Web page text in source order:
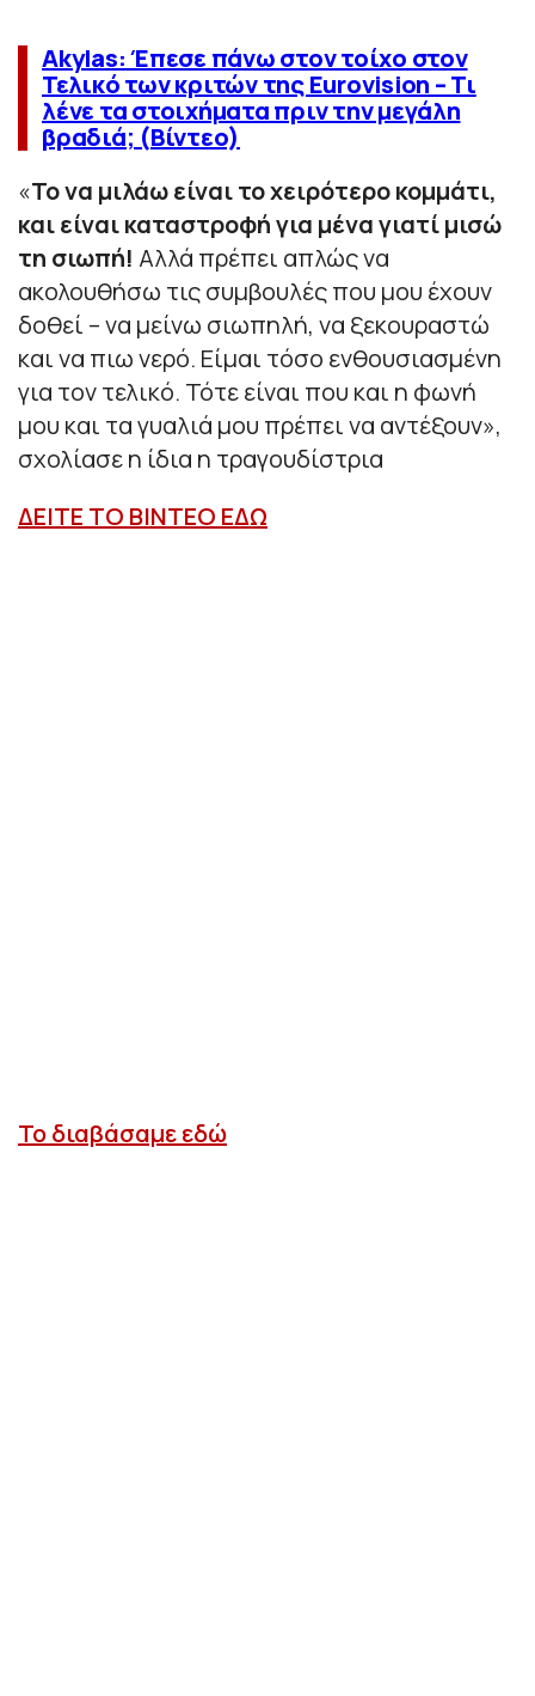
Akylas: Έπεσε πάνω στον τοίχο στον
Τελικό των κριτών της Eurovision – Τι
λένε τα στοιχήματα πριν την μεγάλη
βραδιά; (Βίντεο)
«Το να μιλάω είναι το χειρότερο κομμάτι,
και είναι καταστροφή για μένα γιατί μισώ
τη σιωπή! Αλλά πρέπει απλώς να
ακολουθήσω τις συμβουλές που μου έχουν
δοθεί – να μείνω σιωπηλή, να ξεκουραστώ
και να πιω νερό. Είμαι τόσο ενθουσιασμένη
για τον τελικό. Τότε είναι που και η φωνή
μου και τα γυαλιά μου πρέπει να αντέξουν»,
σχολίασε η ίδια η τραγουδίστρια
ΔΕΙΤΕ ΤΟ ΒΙΝΤΕΟ ΕΔΩ
Το διαβάσαμε εδώ